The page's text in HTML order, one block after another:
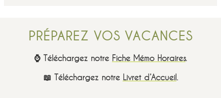
PRÉPAREZ VOS VACANCES
⌚ Téléchargez notre Fiche Mémo Horaires.
📖 Téléchargez notre Livret d’Accueil.